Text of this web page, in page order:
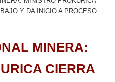
Y DA INICIO A PROCESO
MINERA:
CIERRA